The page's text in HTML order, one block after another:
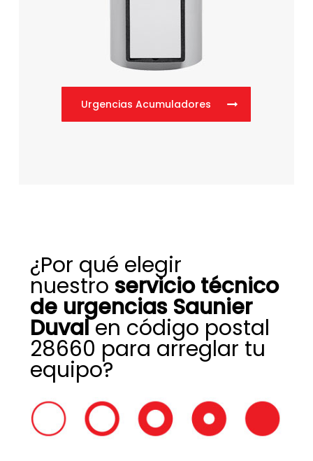
Urgencias Acumuladores
¿Por qué elegir
nuestro servicio técnico
de urgencias Saunier
Duvalen código postal
28660 para arreglar tu
equipo?